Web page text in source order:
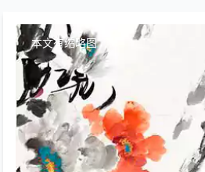
本文有缩略图